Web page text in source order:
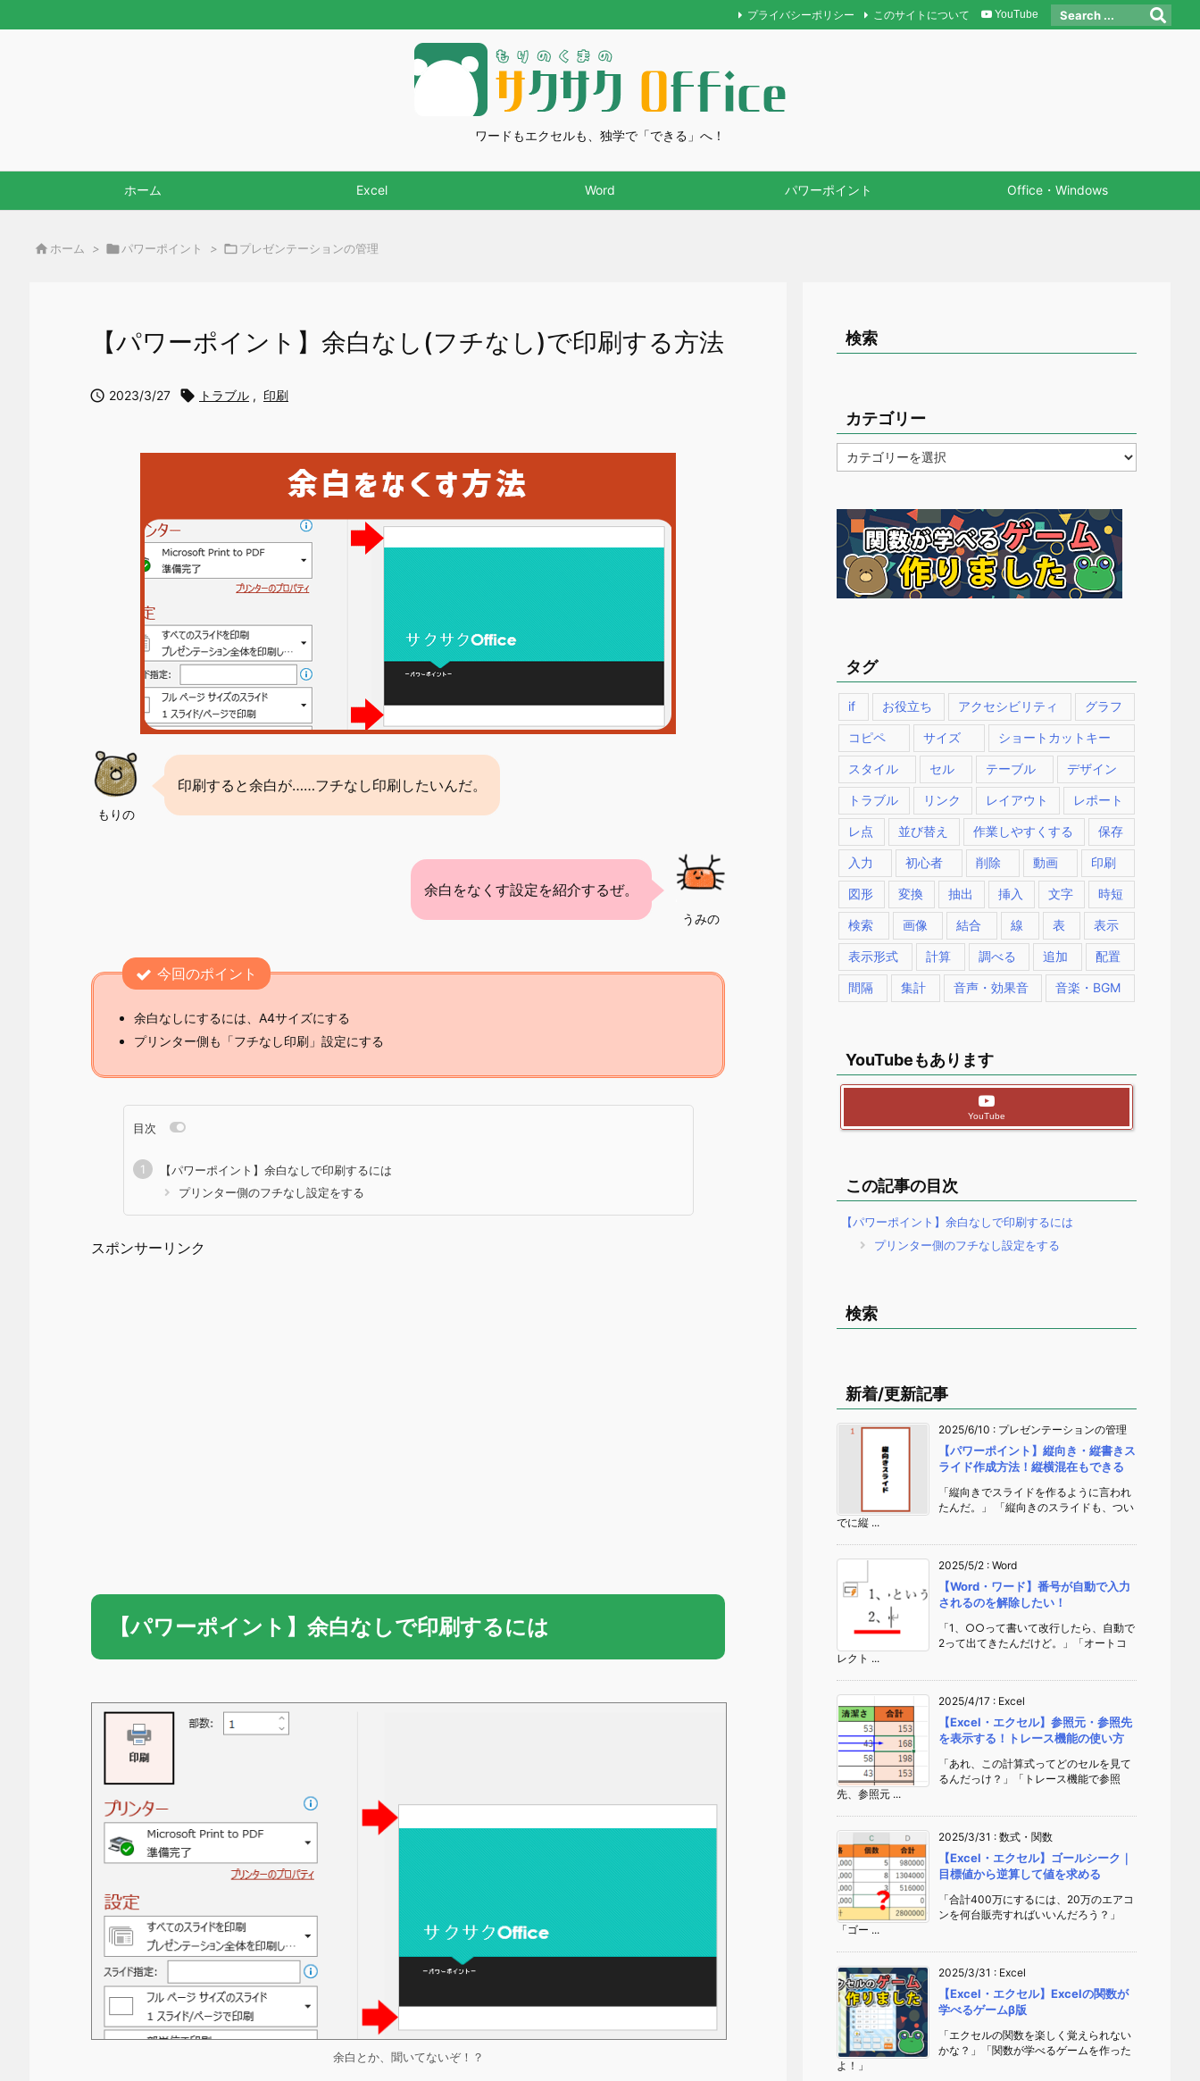
ワードもエクセルも、独学で「できる」へ！
ホーム Excel Word パワーポイント Office・Windows
プライバシーポリシー このサイトについて YouTube
 ホーム > パワーポイント > プレゼンテーションの管理
【パワーポイント】余白なし(フチなし)で印刷する方法
 2023/3/27  トラブル , 印刷
もりの
印刷すると余白が……フチなし印刷したいんだ。
うみの
余白をなくす設定を紹介するぜ。
今回のポイント
余白なしにするには、A4サイズにする
プリンター側も「フチなし印刷」設定にする
目次
【パワーポイント】余白なしで印刷するには
プリンター側のフチなし設定をする
スポンサーリンク
【パワーポイント】余白なしで印刷するには
余白とか、聞いてないぞ！？
検索
カテゴリー
テ
ー
タグ
if お役立ち アクセシビリティ グラフ
コピペ サイズ ショートカットキー
スタイル セル テーブル デザイン
トラブル リンク レイアウト レポート
レ点 並び替え 作業しやすくする 保存
入力 初心者 削除 動画 印刷
図形 変換 抽出 挿入 文字 時短
検索 画像 結合 線 表 表示
表示形式 計算 調べる 追加 配置
間隔 集計 音声・効果音 音楽・BGM
YouTubeもあります
YouTube
この記事の目次
【パワーポイント】余白なしで印刷するには
プリンター側のフチなし設定をする
検索
新着/更新記事
2025/6/10 : プレゼンテーションの管理
【パワーポイント】縦向き・縦書きス
ライド作成方法！縦横混在もできる
「縦向きでスライドを作るように言われ
たんだ。」 「縦向きのスライドも、つい
でに縦 ...
2025/5/2 : Word
【Word・ワード】番号が自動で入力
されるのを解除したい！
「1、○○って書いて改行したら、自動で
2って出てきたんだけど。」「オートコ
レクト ...
2025/4/17 : Excel
【Excel・エクセル】参照元・参照先
を表示する！トレース機能の使い方
「あれ、この計算式ってどのセルを見て
るんだっけ？」「トレース機能で参照
先、参照元 ...
2025/3/31 : 数式・関数
【Excel・エクセル】ゴールシーク｜
目標値から逆算して値を求める
「合計400万にするには、20万のエアコ
ンを何台販売すればいいんだろう？」
「ゴー ...
2025/3/31 : Excel
【Excel・エクセル】Excelの関数が
学べるゲームβ版
「エクセルの関数を楽しく覚えられない
かな？」「関数が学べるゲームを作った
よ！」